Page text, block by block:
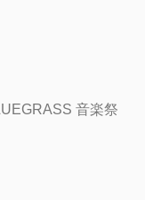
音楽祭